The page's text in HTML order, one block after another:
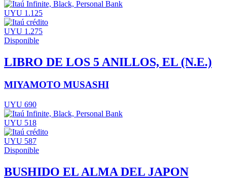
UYU 1.125
UYU 1.275
Disponible
LIBRO DE LOS 5 ANILLOS, EL (N.E.)
MIYAMOTO MUSASHI
UYU 690
UYU 518
UYU 587
Disponible
BUSHIDO EL ALMA DEL JAPON